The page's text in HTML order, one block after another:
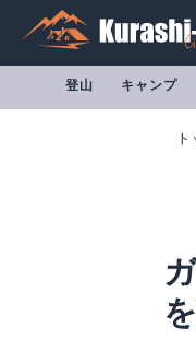
登山 キャンプ